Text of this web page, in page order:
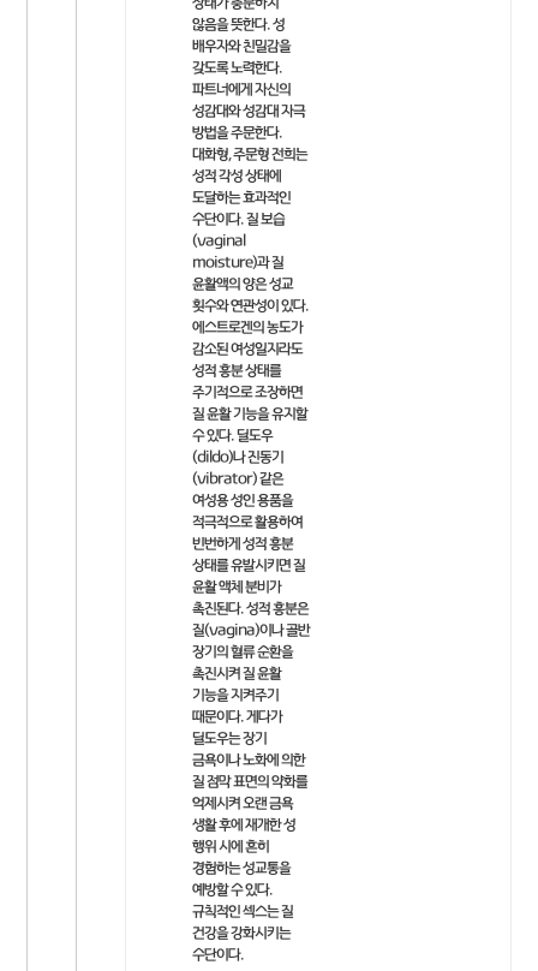
않음을 뜻한다. 성
배우자와 친밀감을
갖도록 노력한다.
파트너에게 자신의
성감대와 성감대 자극
방법을 주문한다.
대화형, 주문형 전희는
성적 각성 상태에
도달하는 효과적인
수단이다. 질 보습
(vaginal
moisture)과 질
윤활액의 양은 성교
횟수와 연관성이 있다.
에스트로겐의 농도가
감소된 여성일지라도
성적 흥분 상태를
주기적으로 조장하면
질 윤활 기능을 유지할
수 있다. 딜도우
(dildo)나 진동기
(vibrator) 같은
여성용 성인 용품을
적극적으로 활용하여
빈번하게 성적 흥분
상태를 유발시키면 질
윤활 액체 분비가
촉진된다. 성적 흥분은
질(vagina)이나 골반
장기의 혈류 순환을
촉진시켜 질 윤활
기능을 지켜주기
때문이다. 게다가
딜도우는 장기
금욕이나 노화에 의한
질 점막 표면의 약화를
억제시켜 오랜 금욕
생활 후에 재개한 성
행위 시에 흔히
경험하는 성교통을
예방할 수 있다.
규칙적인 섹스는 질
건강을 강화시키는
수단이다.